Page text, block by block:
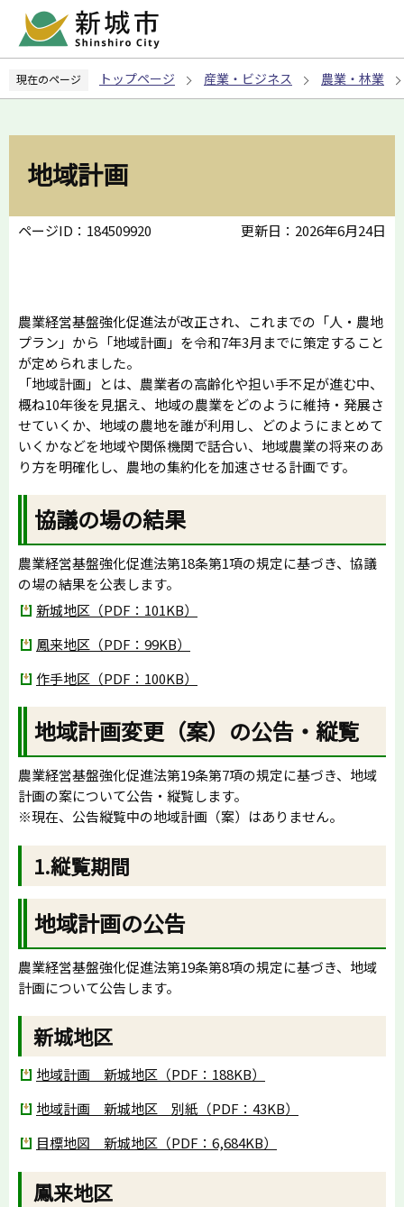
ペ
の
現在のページ トップページ 産業・ビジネス 農業・林業
地域計画
ページID：184509920 更新日：2026年6月24日
農業経営基盤強化促進法が改正され、これまでの「人・農地
プラン」から「地域計画」を令和7年3月までに策定すること
が定められました。
「地域計画」とは、農業者の高齢化や担い手不足が進む中、
概ね10年後を見据え、地域の農業をどのように維持・発展さ
せていくか、地域の農地を誰が利用し、どのようにまとめて
いくかなどを地域や関係機関で話合い、地域農業の将来のあ
り方を明確化し、農地の集約化を加速させる計画です。
協議の場の結果
農業経営基盤強化促進法第18条第1項の規定に基づき、協議
の場の結果を公表します。
新城地区（PDF：101KB）
鳳来地区（PDF：99KB）
作手地区（PDF：100KB）
地域計画変更（案）の公告・縦覧
農業経営基盤強化促進法第19条第7項の規定に基づき、地域
計画の案について公告・縦覧します。
※現在、公告縦覧中の地域計画（案）はありません。
1.縦覧期間
地域計画の公告
農業経営基盤強化促進法第19条第8項の規定に基づき、地域
計画について公告します。
新城地区
地域計画 新城地区（PDF：188KB）
地域計画 新城地区 別紙（PDF：43KB）
目標地図 新城地区（PDF：6,684KB）
鳳来地区